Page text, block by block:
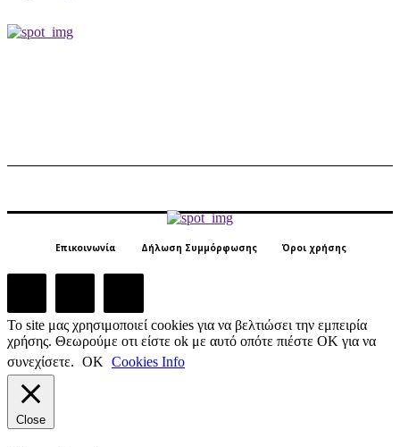
Επικοινωνία Δήλωση Συμμόρφωσης Όροι χρήσης
Το site μας χρησιμοποιεί cookies για να βελτιώσει την εμπειρία
χρήσης. Θεωρούμε οτι είστε ok με αυτό οπότε πιέστε ΟΚ για να
συνεχίσετε. ΟΚ Cookies Info
Close